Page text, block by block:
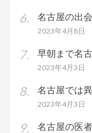
名古屋の出
2023年4月8日
早朝まで名
2023年4月3日
名古屋では
2023年4月3日
名古屋の医